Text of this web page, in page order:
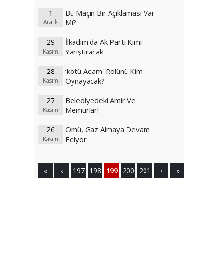
1
Aralık
Bu Maçın Bir Açıklaması Var
Mı?
29
Kasım
İlkadım'da Ak Parti Kimi
Yarıştıracak
28
Kasım
‘kötü Adam' Rolünü Kim
Oynayacak?
27
Kasım
Belediyedeki Amir Ve
Memurlar!
26
Kasım
Omü, Gaz Almaya Devam
Ediyor
« ‹ 197 198 199 200 201 › »